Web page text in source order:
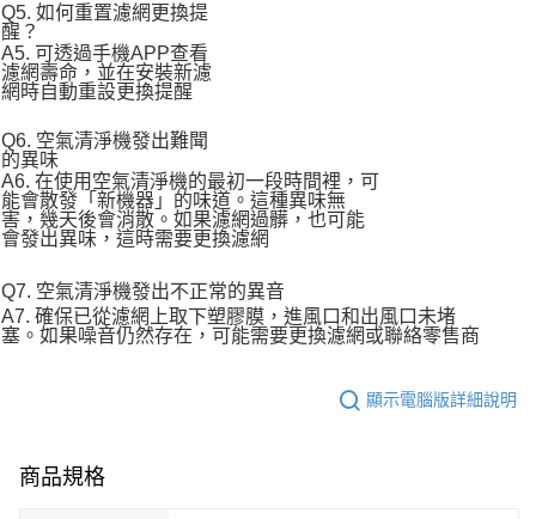
Q5. 如何重置濾網更換提
醒？
A5. 可透過手機APP查看
濾網壽命，並在安裝新濾
網時自動重設更換提醒
Q6. 空氣清淨機發出難聞
的異味
A6. 在使用空氣清淨機的最初一段時間裡，可
能會散發「新機器」的味道。這種異味無
害，幾天後會消散。如果濾網過髒，也可能
會發出異味，這時需要更換濾網
Q7. 空氣清淨機發出不正常的異音
A7. 確保已從濾網上取下塑膠膜，進風口和出風口未堵
塞。如果噪音仍然存在，可能需要更換濾網或聯絡零售商
顯示電腦版詳細說明
商品規格